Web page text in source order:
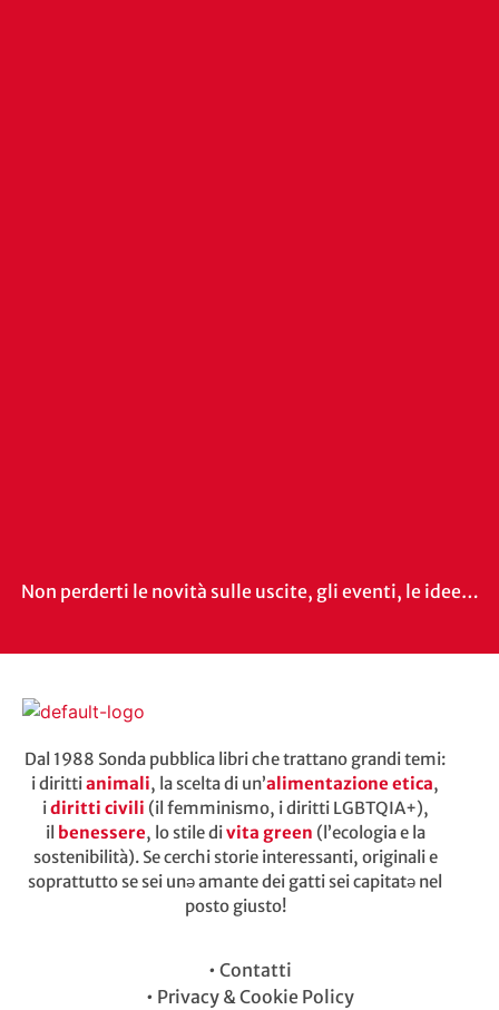
Non perderti le novità sulle uscite, gli eventi, le idee…
Dal 1988 Sonda pubblica libri che trattano grandi temi:
i dirittianimali, la scelta di un’alimentazione etica,
idiritti civili (il femminismo, i diritti LGBTQIA+),
il benessere, lo stile divita green (l’ecologia e la
sostenibilità). Se cerchi storie interessanti, originali e
soprattutto se sei unə amante dei gatti sei capitatə nel
posto giusto!
• Contatti
• Privacy & Cookie Policy